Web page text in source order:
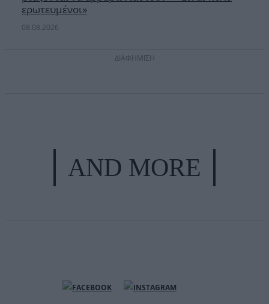
ερωτευμένοι»
08.08.2026
ΔΙΑΦΗΜΙΣΗ
AND MORE